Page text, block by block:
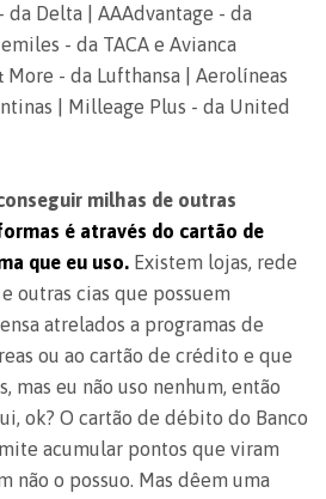
- da Delta | AAAdvantage - da
- da TACA e Avianca
- da Lufthansa | Aerolíneas
| Milleage Plus - da United
milhas de outras
é através do cartão de
que eu uso. Existem lojas, rede
outras cias que possuem
atrelados a programas de
ou ao cartão de crédito e que
mas eu não uso nenhum, então
ok? O cartão de débito do Banco
acumular pontos que viram
não o possuo. Mas dêem uma